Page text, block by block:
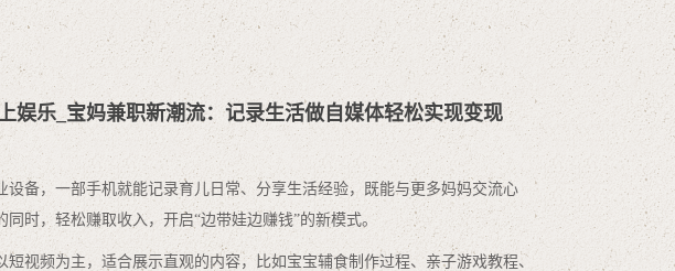
娱乐_宝妈兼职新潮流：记录生活做自媒体轻松实现变现
备，一部手机就能记录育儿日常、分享生活经验，既能与更多妈妈交流心
时，轻松赚取收入，开启“边带娃边赚钱”的新模式。
视频为主，适合展示直观的内容，比如宝宝辅食制作过程、亲子游戏教程、